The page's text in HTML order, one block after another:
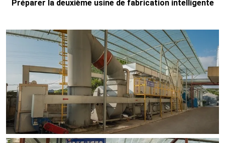
Préparer la deuxième usine de fabrication intelligente